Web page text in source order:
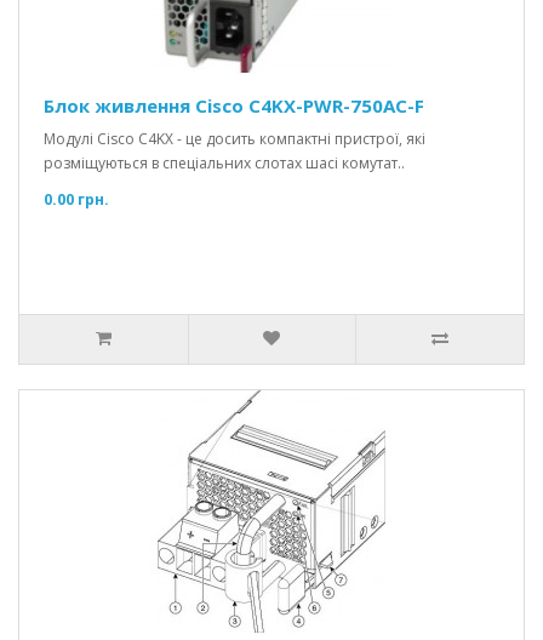
Блок живлення Cisco C4KX-PWR-750AC-F
Модулі Cisco C4KX - це досить компактні пристрої, які
розміщуються в спеціальних слотах шасі комутат..
0.00 грн.